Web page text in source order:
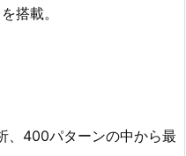
搭載。
、400パターンの中から最